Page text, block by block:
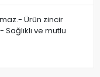
Ürün zincir
ve mutlu